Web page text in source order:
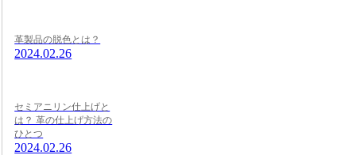
革製品の脱色とは？
2024.02.26
セミアニリン仕上げと
は？ 革の仕上げ方法の
ひとつ
2024.02.26